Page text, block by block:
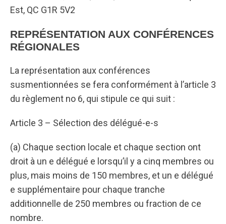
Est, QC G1R 5V2
REPRÉSENTATION AUX CONFÉRENCES
RÉGIONALES
La représentation aux conférences
susmentionnées se fera conformément à l’article 3
du règlement no 6, qui stipule ce qui suit :
Article 3 – Sélection des délégué-e-s
(a) Chaque section locale et chaque section ont
droit à un e délégué e lorsqu’il y a cinq membres ou
plus, mais moins de 150 membres, et un e délégué
e supplémentaire pour chaque tranche
additionnelle de 250 membres ou fraction de ce
nombre.